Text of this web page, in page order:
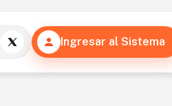
Ingresar al Sistema